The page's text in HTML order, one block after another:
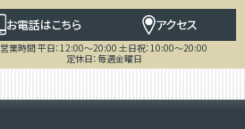
お電話はこちら アクセス
営業時間 平日：12:00～20:00 土日祝：10:00～20:00
定休日：毎週金曜日